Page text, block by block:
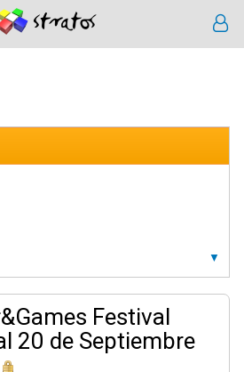
Festival
20 de Septiembre